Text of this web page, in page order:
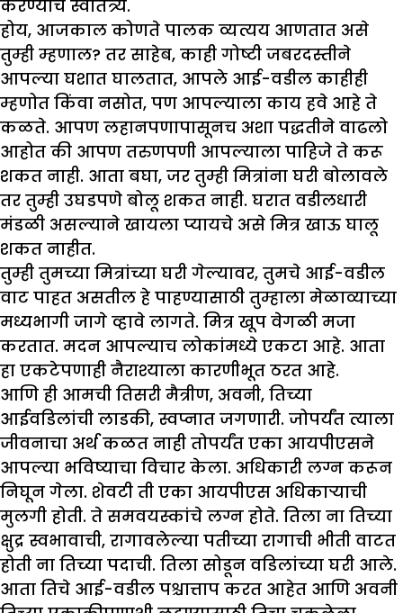
करण्याचे स्वातंत्र्य.
होय, आजकाल कोणते पालक व्यत्यय आणतात असे
तुम्ही म्हणाल? तर साहेब, काही गोष्टी जबरदस्तीने
आपल्या घशात घालतात, आपले आई-वडील काहीही
म्हणोत किंवा नसोत, पण आपल्याला काय हवे आहे ते
कळते. आपण लहानपणापासूनच अशा पद्धतीने वाढलो
आहोत की आपण तरुणपणी आपल्याला पाहिजे ते करू
शकत नाही. आता बघा, जर तुम्ही मित्रांना घरी बोलावले
तर तुम्ही उघडपणे बोलू शकत नाही. घरात वडीलधारी
मंडळी असल्याने खायला प्यायचे असे मित्र खाऊ घालू
शकत नाहीत.
तुम्ही तुमच्या मित्रांच्या घरी गेल्यावर, तुमचे आई-वडील
वाट पाहत असतील हे पाहण्यासाठी तुम्हाला मेळाव्याच्या
मध्यभागी जागे व्हावे लागते. मित्र खूप वेगळी मजा
करतात. मदन आपल्याच लोकांमध्ये एकटा आहे. आता
हा एकटेपणाही नैराश्याला कारणीभूत ठरत आहे.
आणि ही आमची तिसरी मैत्रीण, अवनी, तिच्या
आईवडिलांची लाडकी, स्वप्नात जगणारी. जोपर्यंत त्याला
जीवनाचा अर्थ कळत नाही तोपर्यंत एका आयपीएसने
आपल्या भविष्याचा विचार केला. अधिकारी लग्न करून
निघून गेला. शेवटी ती एका आयपीएस अधिकाऱ्याची
मुलगी होती. ते समवयस्कांचे लग्न होते. तिला ना तिच्या
क्षुद्र स्वभावाची, रागावलेल्या पतीच्या रागाची भीती वाटत
होती ना तिच्या पदाची. तिला सोडून वडिलांच्या घरी आले.
आता तिचे आई-वडील पश्चात्ताप करत आहेत आणि अवनी